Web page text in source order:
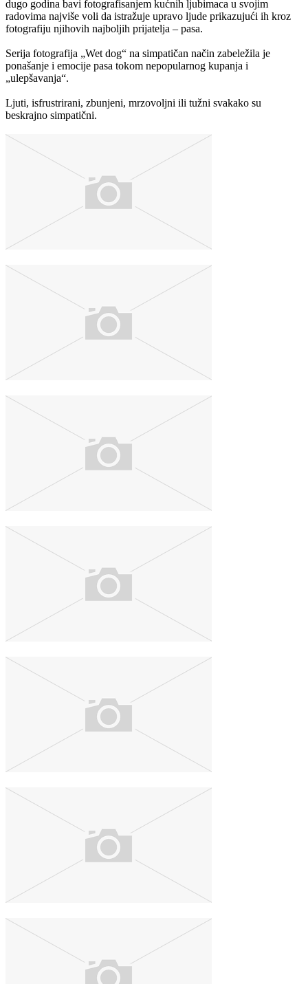
dugo godina bavi fotografisanjem kućnih ljubimaca u svojim
radovima najviše voli da istražuje upravo ljude prikazujući ih kroz
fotografiju njihovih najboljih prijatelja – pasa.
Serija fotografija „Wet dog“ na simpatičan način zabeležila je
ponašanje i emocije pasa tokom nepopularnog kupanja i
„ulepšavanja“.
Ljuti, isfrustrirani, zbunjeni, mrzovoljni ili tužni svakako su
beskrajno simpatični.